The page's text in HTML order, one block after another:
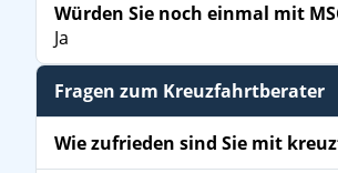
Würden Sie noch einmal mit
Ja
Fragen zum Kreuzfahrtberater
Wie zufrieden sind Sie mit